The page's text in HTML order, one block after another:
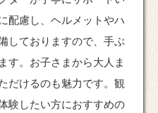
配慮し、ヘルメットやハ
しておりますので、手ぶ
す。お子さまから大人ま
だけるのも魅力です。観
験したい方におすすめの